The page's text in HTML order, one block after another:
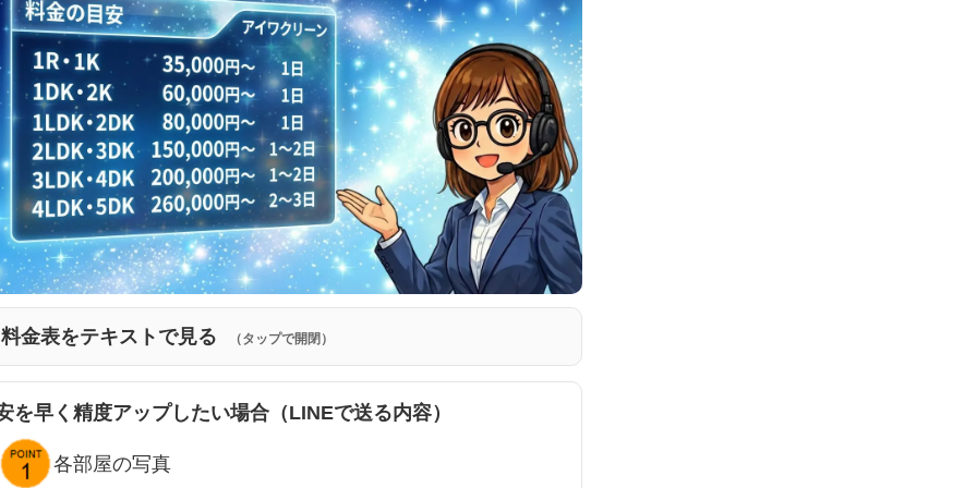
金表をテキストで見る （タップで開閉）
を早く精度アップしたい場合（LINEで送る内容）
各部屋の写真